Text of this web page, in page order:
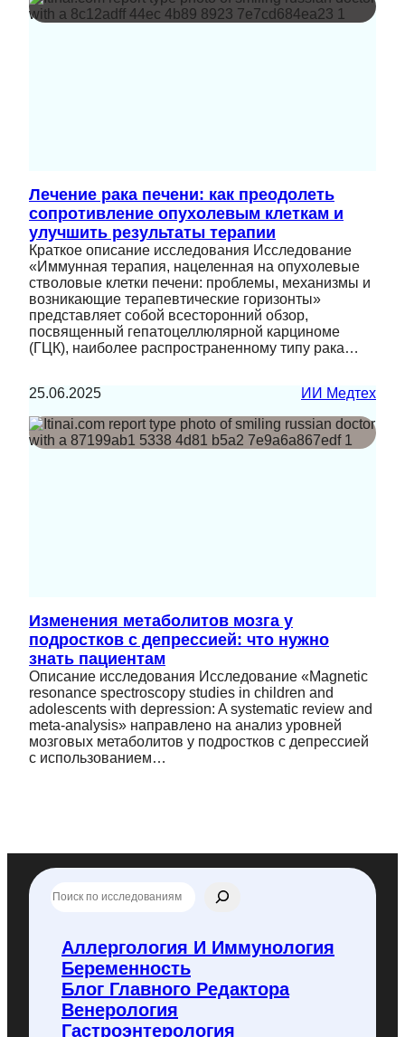
Лечение рака печени: как преодолеть
сопротивление опухолевым клеткам и
улучшить результаты терапии
Краткое описание исследования Исследование
«Иммунная терапия, нацеленная на опухолевые
стволовые клетки печени: проблемы, механизмы и
возникающие терапевтические горизонты»
представляет собой всесторонний обзор,
посвященный гепатоцеллюлярной карциноме
(ГЦК), наиболее распространенному типу рака…
25.06.2025 ИИ Медтех
Изменения метаболитов мозга у
подростков с депрессией: что нужно
знать пациентам
Описание исследования Исследование «Magnetic
resonance spectroscopy studies in children and
adolescents with depression: A systematic review and
meta-analysis» направлено на анализ уровней
мозговых метаболитов у подростков с депрессией
с использованием…
П
о
Аллергология И Иммунология
Беременность
Блог Главного Редактора
Венерология
Гастроэнтерология